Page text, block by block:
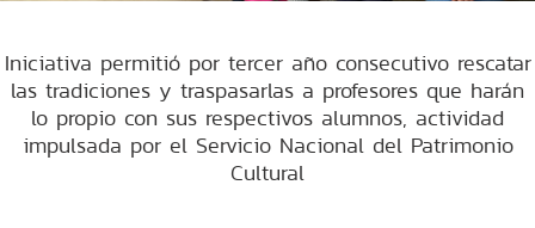
Iniciativa permitió por tercer año consecutivo rescatar
las tradiciones y traspasarlas a profesores que harán
lo propio con sus respectivos alumnos, actividad
impulsada por el Servicio Nacional del Patrimonio
Cultural